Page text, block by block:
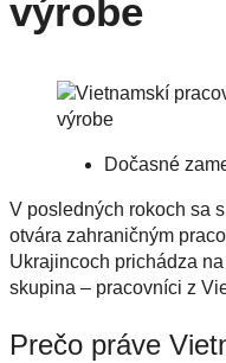
výrobe
Dočasné
V posledných rokoch sa
otvára zahraničným
Ukrajincoch prichádza
skupina – pracovníci z
Prečo práve